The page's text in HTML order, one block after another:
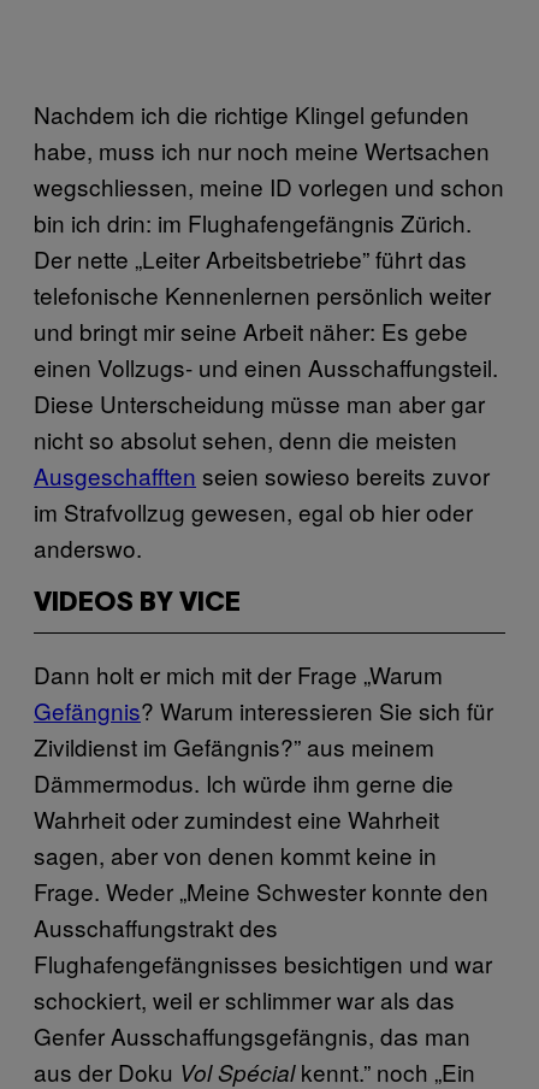
Nachdem ich die richtige Klingel gefunden
habe, muss ich nur noch meine Wertsachen
wegschliessen, meine ID vorlegen und schon
bin ich drin: im Flughafengefängnis Zürich.
Der nette „Leiter Arbeitsbetriebe” führt das
telefonische Kennenlernen persönlich weiter
und bringt mir seine Arbeit näher: Es gebe
einen Vollzugs- und einen Ausschaffungsteil.
Diese Unterscheidung müsse man aber gar
nicht so absolut sehen, denn die meisten
Ausgeschafften seien sowieso bereits zuvor
im Strafvollzug gewesen, egal ob hier oder
anderswo.
VIDEOS BY VICE
Dann holt er mich mit der Frage „Warum
Gefängnis? Warum interessieren Sie sich für
Zivildienst im Gefängnis?” aus meinem
Dämmermodus. Ich würde ihm gerne die
Wahrheit oder zumindest eine Wahrheit
sagen, aber von denen kommt keine in
Frage. Weder „Meine Schwester konnte den
Ausschaffungstrakt des
Flughafengefängnisses besichtigen und war
schockiert, weil er schlimmer war als das
Genfer Ausschaffungsgefängnis, das man
aus der Doku Vol Spécialkennt.” noch „Ein